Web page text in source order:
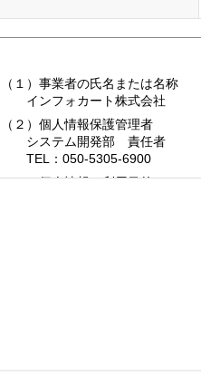
（１）事業者の氏名または名称
インフォカート株式会社
（２）個人情報保護管理者
システム開発部 責任者
TEL：050-5305-6900
（３）個人情報の利用目的
取得した個人情報は法令等